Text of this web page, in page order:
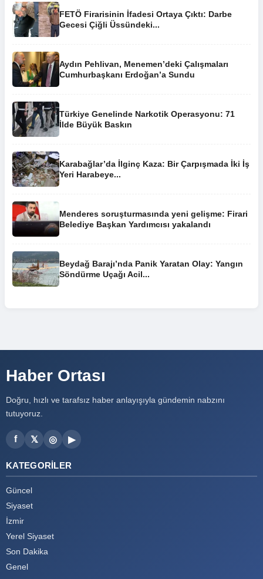
FETÖ Firarisinin İfadesi Ortaya Çıktı: Darbe
Gecesi Çiğli Üssündeki...
Aydın Pehlivan, Menemen’deki Çalışmaları
Cumhurbaşkanı Erdoğan’a Sundu
Türkiye Genelinde Narkotik Operasyonu: 71
İlde Büyük Baskın
Karabağlar’da İlginç Kaza: Bir Çarpışmada İki İş
Yeri Harabeye...
Menderes soruşturmasında yeni gelişme: Firari
Belediye Başkan Yardımcısı yakalandı
Beydağ Barajı’nda Panik Yaratan Olay: Yangın
Söndürme Uçağı Acil...
Haber Ortası
Doğru, hızlı ve tarafsız haber anlayışıyla gündemin nabzını
tutuyoruz.
f 𝕏 ◎ ▶
KATEGORILER
Güncel
Siyaset
İzmir
Yerel Siyaset
Son Dakika
Genel